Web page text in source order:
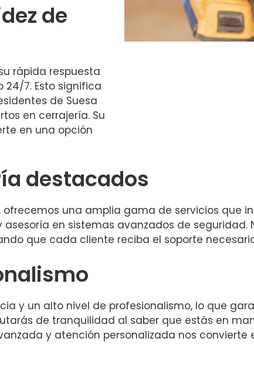
de
rápida respuesta
7. Esto significa
de Suesa
en cerrajería. Su
en una opción
destacados
una amplia gama de servicios que
asesoría en sistemas avanzados de seguridad.
que cada cliente reciba el soporte
y un alto nivel de profesionalismo, lo que
de tranquilidad al saber que estás en
y atención personalizada nos convierte